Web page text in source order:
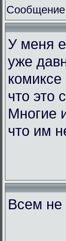
Сообщение
У меня
уже
комиксе
что это
Многие
что им
Всем не